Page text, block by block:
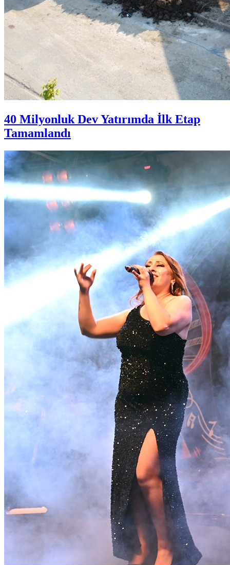
40 Milyonluk Dev Yatırımda İlk Etap
Tamamlandı